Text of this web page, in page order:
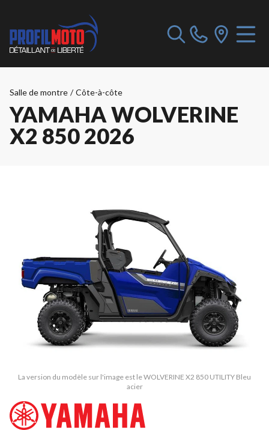
Salle de montre / Côte-à-côte
YAMAHA WOLVERINE
X2 850 2026
La version du modèle sur l'image est le WOLVERINE X2 850 UTILITY Bleu
acier